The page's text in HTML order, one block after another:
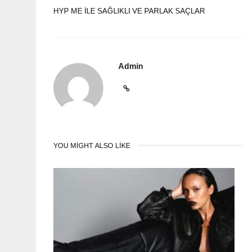
HYP ME ILE SAĞLIKLI VE PARLAK SAÇLAR
Admin
YOU MIGHT ALSO LIKE